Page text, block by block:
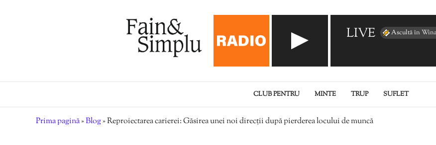
LIVE Ascultă în
CLUB PENTRU MINTE TRUP SUFLET
Prima pagină»Blog»Reproiectarea carierei: Găsirea unei noi direcții după pierderea locului de muncă